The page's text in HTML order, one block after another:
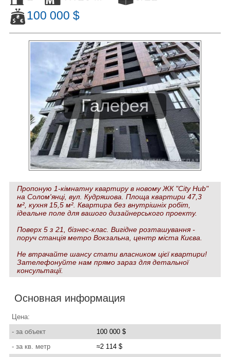
100 000 $
Пропоную 1-кімнатну квартиру в новому ЖК "City Hub"
на Солом'янці, вул. Кудряшова. Площа квартири 47,3
м², кухня 15,5 м². Квартира без внутрішніх робіт,
ідеальне поле для вашого дизайнерського проекту.
Поверх 5 з 21, бізнес-клас. Вигідне розташування -
поруч станція метро Вокзальна, центр міста Києва.
Не втрачайте шансу стати власником цієї квартири!
Зателефонуйте нам прямо зараз для детальної
консультації.
Основная информация
Цена:
- за объект
100 000 $
- за кв. метр
≈2 114 $